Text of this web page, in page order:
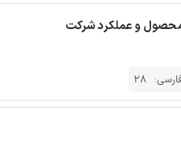
محصول و عملکرد شرکت
28